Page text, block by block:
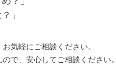
」
気軽にご相談ください。
で、安心してご相談ください